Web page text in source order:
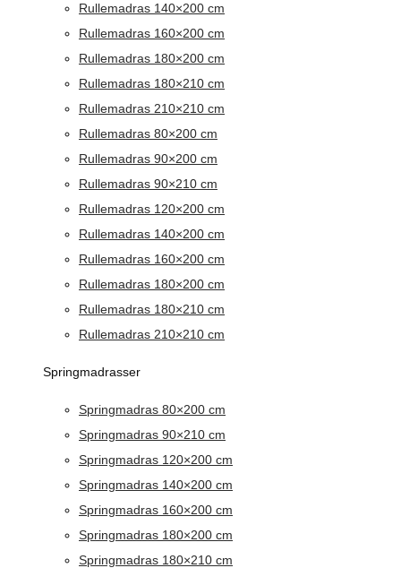
Rullemadras 140×200 cm
Rullemadras 160×200 cm
Rullemadras 180×200 cm
Rullemadras 180×210 cm
Rullemadras 210×210 cm
Rullemadras 80×200 cm
Rullemadras 90×200 cm
Rullemadras 90×210 cm
Rullemadras 120×200 cm
Rullemadras 140×200 cm
Rullemadras 160×200 cm
Rullemadras 180×200 cm
Rullemadras 180×210 cm
Rullemadras 210×210 cm
Springmadrasser
Springmadras 80×200 cm
Springmadras 90×210 cm
Springmadras 120×200 cm
Springmadras 140×200 cm
Springmadras 160×200 cm
Springmadras 180×200 cm
Springmadras 180×210 cm